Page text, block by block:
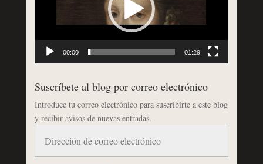
00:00 01:29
Suscríbete al blog por correo electrónico
Introduce tu correo electrónico para suscribirte a este blog
y recibir avisos de nuevas entradas.
correo